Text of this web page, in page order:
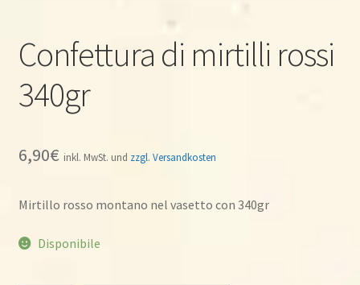
Confettura di mirtilli rossi
340gr
6,90€ inkl. MwSt. und zzgl. Versandkosten
Mirtillo rosso montano nel vasetto con 340gr
Disponibile